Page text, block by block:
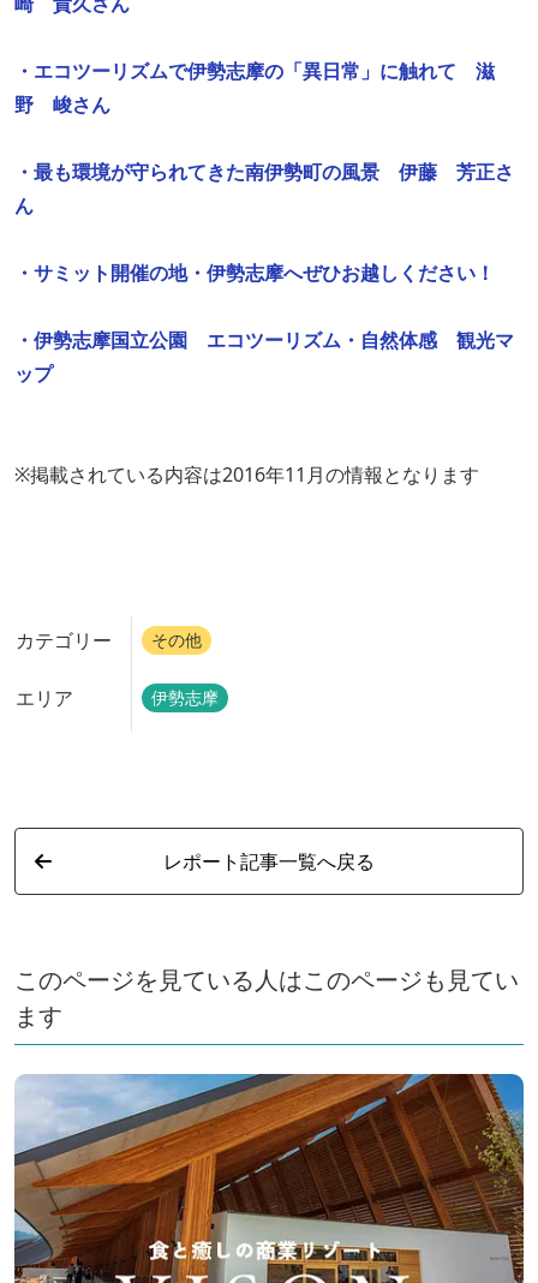
・エコツーリズムで伊勢志摩の「異日常」に触れて 滋
野 峻さん
・最も環境が守られてきた南伊勢町の風景 伊藤 芳正さ
ん
・サミット開催の地・伊勢志摩へぜひお越しください！
・伊勢志摩国立公園 エコツーリズム・自然体感 観光マ
ップ
※掲載されている内容は2016年11月の情報となります
カテゴリー その他
エリア 伊勢志摩
レポート記事一覧へ戻る
このページを見ている人はこのページも見てい
ます